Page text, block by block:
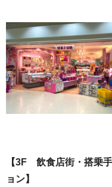
【3F 飲食店街・搭乗
ョン】